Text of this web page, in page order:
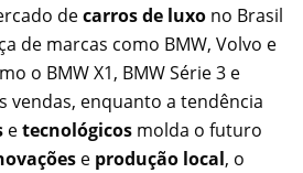
decarros de luxo no Brasil
de marcas como BMW, Volvo e
o BMW X1, BMW Série 3 e
vendas, enquanto a tendência
etecnológicos molda o futuro
e produção local, o